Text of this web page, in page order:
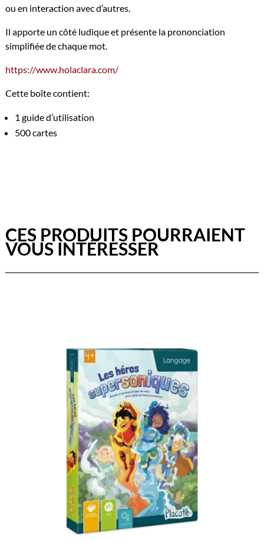
ou en interaction avec d’autres.
Il apporte un côté ludique et présente la prononciation
simplifiée de chaque mot.
https://www.holaclara.com/
Cette boîte contient:
1 guide d’utilisation
500 cartes
CES PRODUITS POURRAIENT
VOUS INTÉRESSER